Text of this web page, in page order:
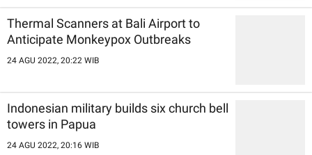
Thermal Scanners at Bali Airport to
Anticipate Monkeypox Outbreaks
24 AGU 2022, 20:22 WIB
Indonesian military builds six church bell
towers in Papua
24 AGU 2022, 20:16 WIB